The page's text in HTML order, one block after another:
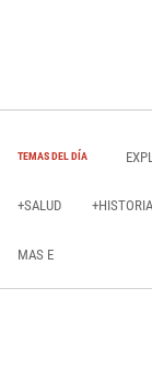
TEMAS DEL DÍA
+SALUD
MAS E